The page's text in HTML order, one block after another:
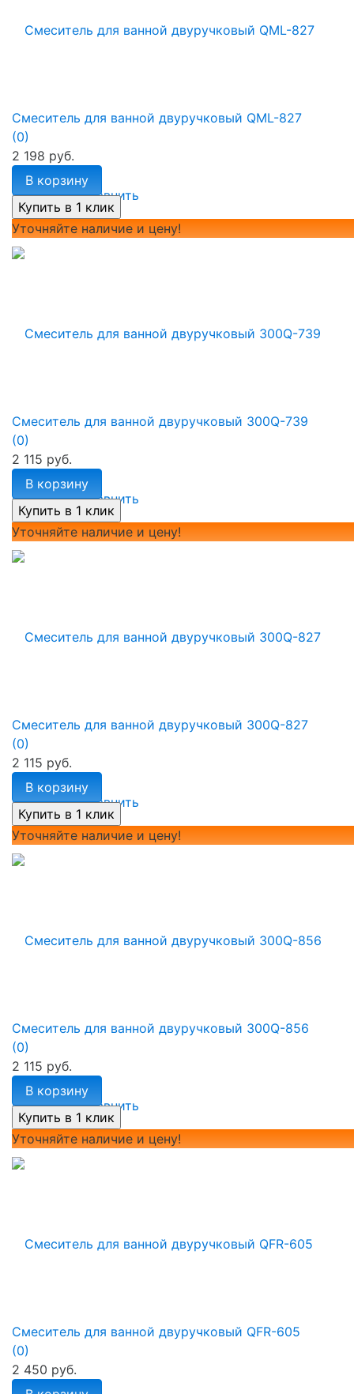
избранное сравнить
Смеситель для ванной двуручковый QML-827
(0)
2 198 руб.
В корзину
Уточняйте наличие и цену!
избранное сравнить
Смеситель для ванной двуручковый 300Q-739
(0)
2 115 руб.
В корзину
Уточняйте наличие и цену!
избранное сравнить
Смеситель для ванной двуручковый 300Q-827
(0)
2 115 руб.
В корзину
Уточняйте наличие и цену!
избранное сравнить
Смеситель для ванной двуручковый 300Q-856
(0)
2 115 руб.
В корзину
Уточняйте наличие и цену!
Смеситель для ванной двуручковый QFR-605
(0)
2 450 руб.